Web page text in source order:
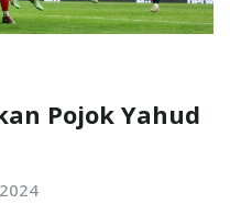
Pojok Yahud